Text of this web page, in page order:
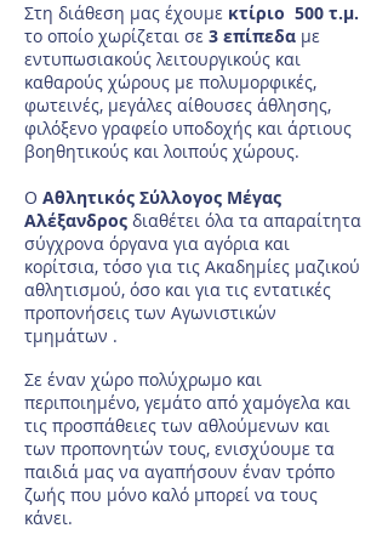
Στη διάθεση μας έχουμε κτίριο 500 τ.μ.
το οποίο χωρίζεται σε 3 επίπεδα με
εντυπωσιακούς λειτουργικούς και
καθαρούς χώρους με πολυμορφικές,
φωτεινές, μεγάλες αίθουσες άθλησης,
φιλόξενο γραφείο υποδοχής και άρτιους
βοηθητικούς και λοιπούς χώρους.
Ο Αθλητικός Σύλλογος Μέγας
Αλέξανδρος διαθέτει όλα τα απαραίτητα
σύγχρονα όργανα για αγόρια και
κορίτσια, τόσο για τις Ακαδημίες μαζικού
αθλητισμού, όσο και για τις εντατικές
προπονήσεις των Αγωνιστικών
τμημάτων .
Σε έναν χώρο πολύχρωμο και
περιποιημένο, γεμάτο από χαμόγελα και
τις προσπάθειες των αθλούμενων και
των προπονητών τους, ενισχύουμε τα
παιδιά μας να αγαπήσουν έναν τρόπο
ζωής που μόνο καλό μπορεί να τους
κάνει.